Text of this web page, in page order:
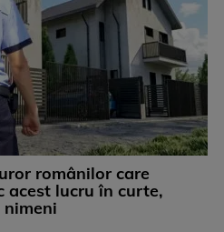
românilor care
acest lucru în curte,
nimeni